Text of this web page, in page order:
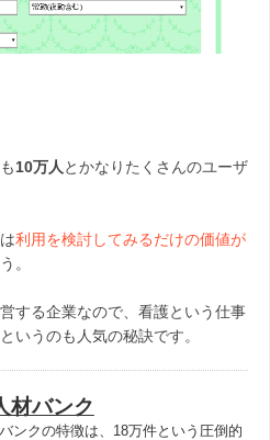
10万人 とかなりたくさんのユーザ
利用を検討してみるだけの価値が
。
する企業なので、看護という仕事
いうのも人気の秘訣です。
材バンク
ンクの特徴は、18万件という圧倒的